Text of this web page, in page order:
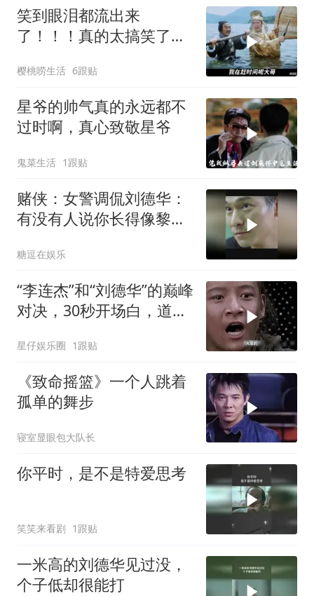
笑到眼泪都流出来
了！！！真的太搞笑了！
樱桃唠生活 6跟贴
星爷的帅气真的永远都不
过时啊，真心致敬星爷
鬼菜生活 1跟贴
赌侠：女警调侃刘德华：
有没有人说你长得像黎
糖逗在娱乐
“李连杰”和“刘德华”的巅峰
对决，30秒开场白，道尽
星仔娱乐圈 1跟贴
《致命摇篮》一个人跳着
孤单的舞步
寝室显眼包大队长
你平时，是不是特爱思考
笑笑来看剧 1跟贴
一米高的刘德华见过没，
个子低却很能打